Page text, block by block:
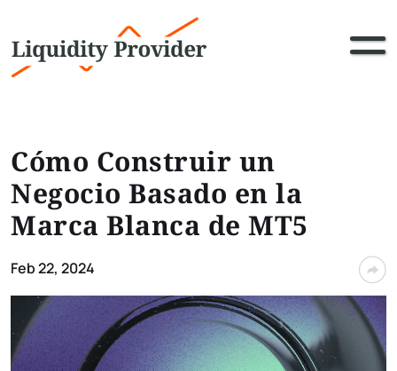
Cómo Construir un
Negocio Basado en la
Marca Blanca de MT5
Feb 22, 2024